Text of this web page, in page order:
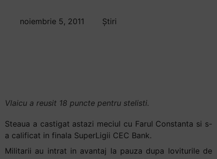
noiembrie 5, 2011 Știri
Vlaicu a reusit 18 puncte pentru stelisti.
Steaua a castigat astazi meciul cu Farul Constanta si s-
a calificat in finala SuperLigii CEC Bank.
Militarii au intrat in avantaj la pauza dupa loviturile de